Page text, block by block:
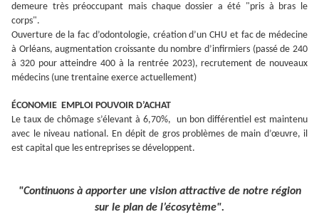
demeure très préoccupant mais chaque dossier a été "pris à bras le
corps".
Ouverture de la fac d’odontologie, création d’un CHU et fac de médecine
à Orléans, augmentation croissante du nombre d’infirmiers (passé de 240
à 320 pour atteindre 400 à la rentrée 2023), recrutement de nouveaux
médecins (une trentaine exerce actuellement)
ÉCONOMIE EMPLOI POUVOIR D’ACHAT
Le taux de chômage s’élevant à 6,70%, un bon différentiel est maintenu
avec le niveau national. En dépit de gros problèmes de main d’œuvre, il
est capital que les entreprises se développent.
"Continuons à apporter une vision attractive de notre région
sur le plan de l’écosytème".